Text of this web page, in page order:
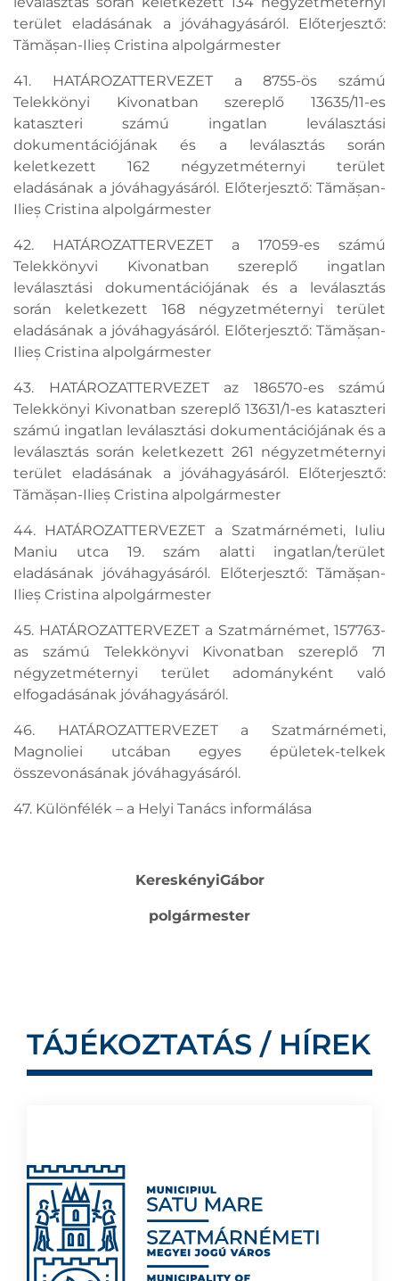
terület eladásának a jóváhagyásáról. Előterjesztő:
Tămășan-Ilieș Cristina alpolgármester
41. HATÁROZATTERVEZET a 8755-ös számú
Telekkönyi Kivonatban szereplő 13635/11-es
kataszteri számú ingatlan leválasztási
dokumentációjának és a leválasztás során
keletkezett 162 négyzetméternyi terület
eladásának a jóváhagyásáról. Előterjesztő: Tămășan-
Ilieș Cristina alpolgármester
42. HATÁROZATTERVEZET a 17059-es számú
Telekkönyvi Kivonatban szereplő ingatlan
leválasztási dokumentációjának és a leválasztás
során keletkezett 168 négyzetméternyi terület
eladásának a jóváhagyásáról. Előterjesztő: Tămășan-
Ilieș Cristina alpolgármester
43. HATÁROZATTERVEZET az 186570-es számú
Telekkönyi Kivonatban szereplő 13631/1-es kataszteri
számú ingatlan leválasztási dokumentációjának és a
leválasztás során keletkezett 261 négyzetméternyi
terület eladásának a jóváhagyásáról. Előterjesztő:
Tămășan-Ilieș Cristina alpolgármester
44. HATÁROZATTERVEZET a Szatmárnémeti, Iuliu
Maniu utca 19. szám alatti ingatlan/terület
eladásának jóváhagyásáról. Előterjesztő: Tămășan-
Ilieș Cristina alpolgármester
45. HATÁROZATTERVEZET a Szatmárnémet, 157763-
as számú Telekkönyvi Kivonatban szereplő 71
négyzetméternyi terület adományként való
elfogadásának jóváhagyásáról.
46. HATÁROZATTERVEZET a Szatmárnémeti,
Magnoliei utcában egyes épületek-telkek
összevonásának jóváhagyásáról.
47. Különfélék – a Helyi Tanács informálása
KereskényiGábor
polgármester
TÁJÉKOZTATÁS / HÍREK